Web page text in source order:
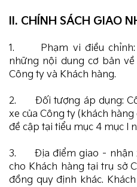
II. CHÍNH SÁCH GIAO
1. Phạm vi điều chỉnh:
những nội dung cơ bản
Công ty và Khách hàng.
2. Đối tượng áp dụng:
xe của Công ty (khách
đề cập tại tiểu mục 4 mục I
3. Địa điểm giao – nhận
cho Khách hàng tại trụ sở
đồng quy định khác.